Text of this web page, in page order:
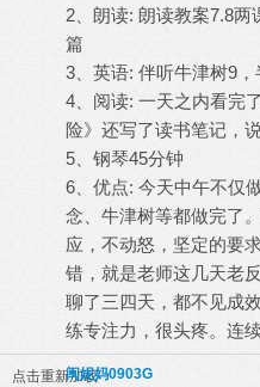
2、朗读: 朗读教案7.8
篇
3、英语: 伴听牛津树9
4、阅读: 一天之内看完
险》还写了读书笔记，
5、钢琴45分钟
6、优点: 今天中午不仅
念、牛津树等都做完了
应，不动怒，坚定的要
错，就是老师这几天老
聊了三四天，都不见成
练专注力，很头疼。连
点击重新加载闽妮妈0903G